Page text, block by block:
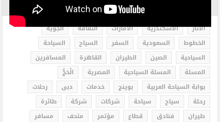
الاثار الاسكندرية الامارات الثقافة
الجوية
الخطوط
السعودية السفر السياح
السياحة
السياحية
الصين الطيران القاهرة
المسافرين
المسلة
المسلة السياحية المصرية
الْحَجُّ
بوابة السياحة العربية
بوينج خدمات دبى
رحلات
رحلة
سياح سياحة شركات شركة
طائرة
طيران
فنادق قطاع مؤتمر متحف
مسافر